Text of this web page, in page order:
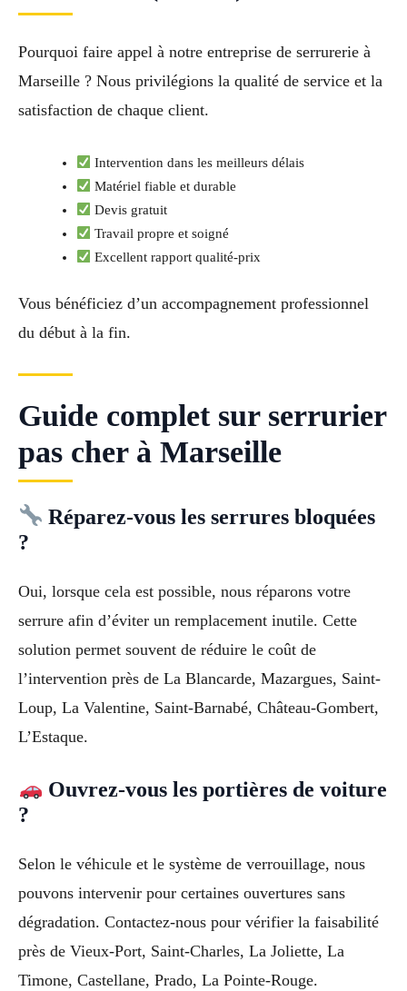
Pourquoi faire appel à notre entreprise de serrurerie à
Marseille ? Nous privilégions la qualité de service et la
satisfaction de chaque client.
Intervention dans les meilleurs délais
Matériel fiable et durable
Devis gratuit
Travail propre et soigné
Excellent rapport qualité-prix
Vous bénéficiez d’un accompagnement professionnel
du début à la fin.
Guide complet sur serrurier
pas cher à Marseille
Réparez-vous les serrures bloquées
?
Oui, lorsque cela est possible, nous réparons votre
serrure afin d’éviter un remplacement inutile. Cette
solution permet souvent de réduire le coût de
l’intervention près de La Blancarde, Mazargues, Saint-
Loup, La Valentine, Saint-Barnabé, Château-Gombert,
L’Estaque.
Ouvrez-vous les portières de voiture
?
Selon le véhicule et le système de verrouillage, nous
pouvons intervenir pour certaines ouvertures sans
dégradation. Contactez-nous pour vérifier la faisabilité
près de Vieux-Port, Saint-Charles, La Joliette, La
Timone, Castellane, Prado, La Pointe-Rouge.